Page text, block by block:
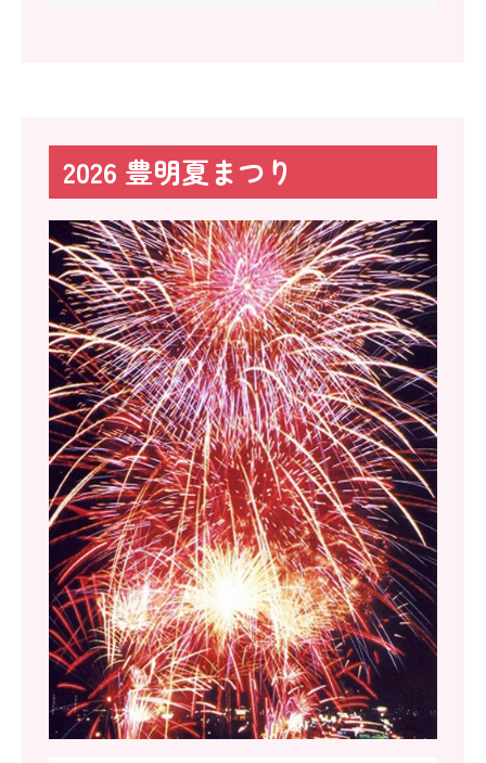
2026 豊明夏まつり